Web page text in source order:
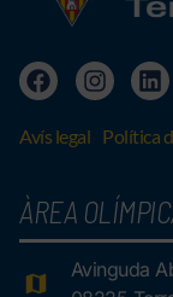
Avís legal Política
ÀREA
Avinguda